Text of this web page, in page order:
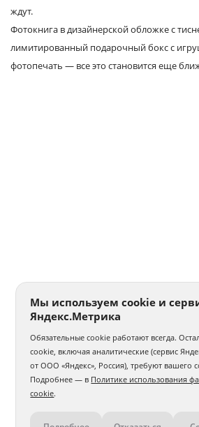
ждут.
Фотокнига в дизайнерской обложке с
лимитированный подарочный бокс с
фотопечать — все это становится еще
Мы используем cookie и
Яндекс.Метрика
Обязательные cookie работают всегда.
cookie, включая аналитические (сервис
от ООО «Яндекс», Россия), требуют вашего
Подробнее — в Политике использования
cookie.